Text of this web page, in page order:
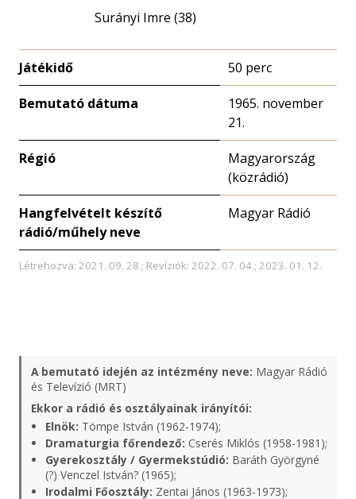
Surányi Imre (38)
Játékidő 50 perc
Bemutató dátuma
1965. november
21.
Régió
Magyarország
(közrádió)
Hangfelvételt készítő
rádió/műhely neve
Magyar Rádió
Létrehozva: 2021. 09. 28.; Revíziók: 2022. 07. 04.; 2023. 01. 12.
A bemutató idején az intézmény neve: Magyar Rádió
és Televízió (MRT)
Ekkor a rádió és osztályainak irányítói:
Elnök: Tömpe István (1962-1974);
Dramaturgia főrendező: Cserés Miklós (1958-1981);
Gyerekosztály / Gyermekstúdió: Baráth Györgyné
(?) Venczel István? (1965);
Irodalmi Főosztály: Zentai János (1963-1973);